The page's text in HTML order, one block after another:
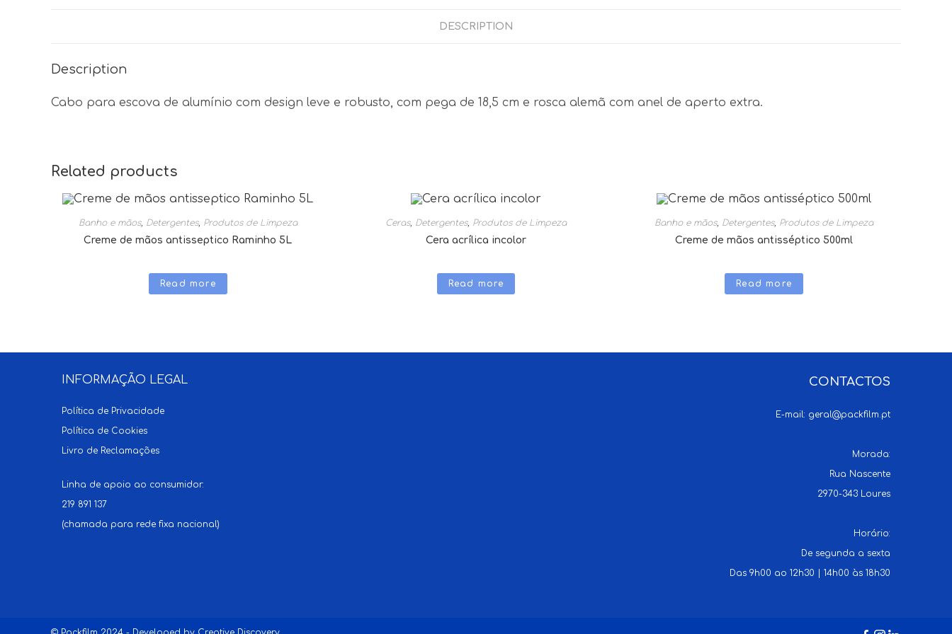
DESCRIPTION
Description
Cabo para escova de alumínio com design leve e robusto, com pega de 18,5 cm e rosca alemã com anel de aperto extra.
Related products
Banho e mãos, Detergentes, Produtos de Limpeza
Creme de mãos antisseptico Raminho 5L
Read more
Ceras, Detergentes, Produtos de Limpeza
Cera acrílica incolor
Read more
Banho e mãos, Detergentes, Produtos de Limpeza
Creme de mãos antisséptico 500ml
Read more
INFORMAÇÃO LEGAL
Política de Privacidade
Política de Cookies
Livro de Reclamações
Linha de apoio ao consumidor:
219 891 137
(chamada para rede fixa nacional)
CONTACTOS
E-mail: geral@packfilm.pt
Morada:
Rua Nascente
2970-343 Loures
Horário:
De segunda a sexta
Das 9h00 ao 12h30 | 14h00 às 18h30